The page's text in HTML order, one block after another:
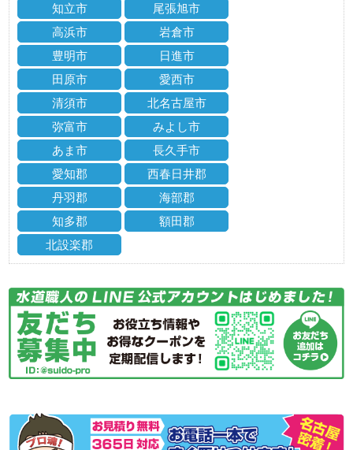
知立市
尾張旭市
高浜市
岩倉市
豊明市
日進市
田原市
愛西市
清須市
北名古屋市
弥富市
みよし市
あま市
長久手市
愛知郡
西春日井郡
丹羽郡
海部郡
知多郡
額田郡
北設楽郡